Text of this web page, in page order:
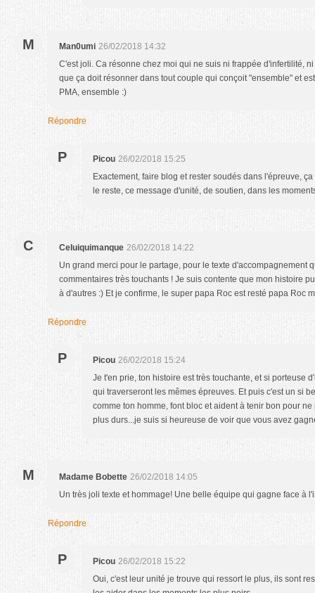
M Man0umi 26/02/2018 14:32
C'est joli. Ca résonne chez moi qui ne suis ni frappée d'infertilité,
que ça doit résonner dans tout couple qui conçoit "ensemble" et
PMA, ensemble :)
Répondre
P Picou 26/02/2018 15:25
Exactement, faire blog et rester soudés dans l'épreuve,
le reste, ce message d'unité, de soutien, dans les
C Celuiquimanque 26/02/2018 14:22
Un grand merci pour le partage, pour le texte d'accompagnement
commentaires très touchants ! Je suis contente que mon histoire
à d'autres :) Et je confirme, le super papa Roc est resté papa Roc
Répondre
P Picou 26/02/2018 15:24
Je t'en prie, ton histoire est très touchante, et si porteuse
qui traverseront les mêmes épreuves. Et puis c'est un si
comme ton homme, font bloc et aident à tenir bon pour
plus durs...je suis si heureuse de voir que vous avez
M Madame Bobette 26/02/2018 14:05
Un très joli texte et hommage! Une belle équipe qui gagne face à
Répondre
P Picou 26/02/2018 15:22
Oui, c'est leur unité je trouve qui ressort le plus, ils sont